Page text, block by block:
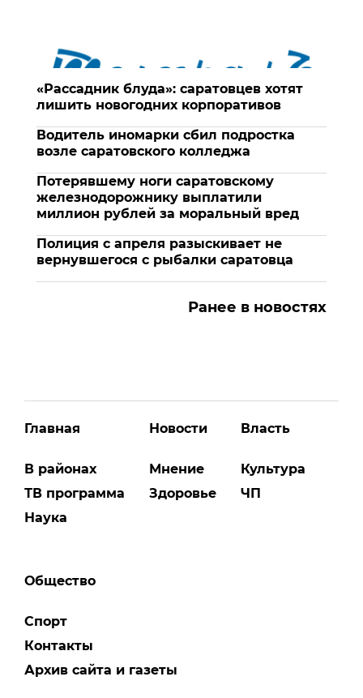
«Рассадник блуда»: саратовцев хотят
лишить новогодних корпоративов
Водитель иномарки сбил подростка
возле саратовского колледжа
Потерявшему ноги саратовскому
железнодорожнику выплатили
миллион рублей за моральный вред
Полиция с апреля разыскивает не
вернувшегося с рыбалки саратовца
Ранее в новостях
Главная
В районах
ТВ программа
Наука
Новости
Мнение
Здоровье
Власть
Культура
ЧП
Общество
Спорт
Контакты
Архив сайта и газеты